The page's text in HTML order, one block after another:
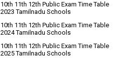
10th 11th 12th Public Exam Time Table
2023 Tamilnadu Schools
10th 11th 12th Public Exam Time Table
2024 Tamilnadu Schools
10th 11th 12th Public Exam Time Table
2025 Tamilnadu Schools